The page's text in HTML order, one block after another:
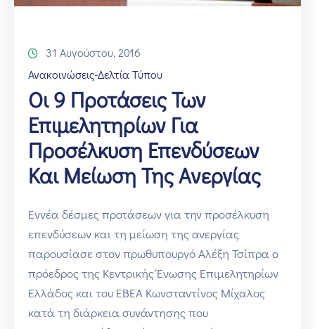
31 Αυγούστου, 2016
Ανακοινώσεις-Δελτία Τύπου
Οι 9 Προτάσεις Των
Επιμελητηρίων Για
Προσέλκυση Επενδύσεων
Και Μείωση Της Ανεργίας
Εννέα δέσμες προτάσεων για την προσέλκυση
επενδύσεων και τη μείωση της ανεργίας
παρουσίασε στον πρωθυπουργό Αλέξη Τσίπρα ο
πρόεδρος της Κεντρικής Ένωσης Επιμελητηρίων
Ελλάδος και του ΕΒΕΑ Κωνσταντίνος Μίχαλος
κατά τη διάρκεια συνάντησης που